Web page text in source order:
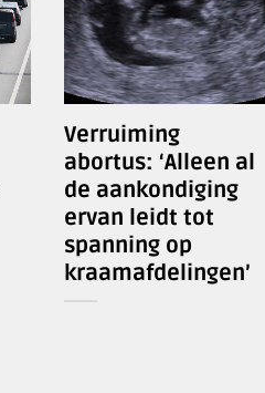
Verruiming
abortus: ‘Alleen al
de aankondiging
ervan leidt tot
spanning op
kraamafdelingen’